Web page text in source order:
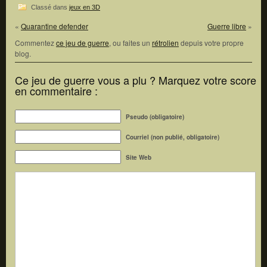
Classé dans jeux en 3D
« Quarantine defender Guerre libre »
Commentezce jeu de guerre, ou faites un rétrolien depuis votre propre
blog.
Ce jeu de guerre vous a plu ? Marquez votre score
en commentaire :
Pseudo (obligatoire)
Courriel (non publié, obligatoire)
Site Web